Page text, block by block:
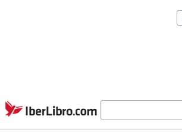
Pasar al contenido principal
IberLibro.com